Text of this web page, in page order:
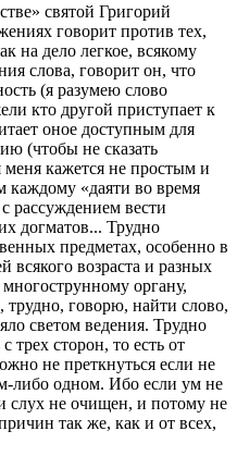
святой Григорий
говорит против тех,
на дело легкое, всякому
слова, говорит он, что
(я разумею слово
кто другой приступает к
оное доступным для
(чтобы не сказать
кажется не простым и
каждому «даяти во время
рассуждением вести
догматов... Трудно
предметах, особенно в
возраста и разных
органу,
трудно, говорю, найти слово,
светом ведения. Трудно
трех сторон, то есть от
не преткнуться если не
либо одном. Ибо если ум не
слух не очищен, и потому не
так же, как и от всех,